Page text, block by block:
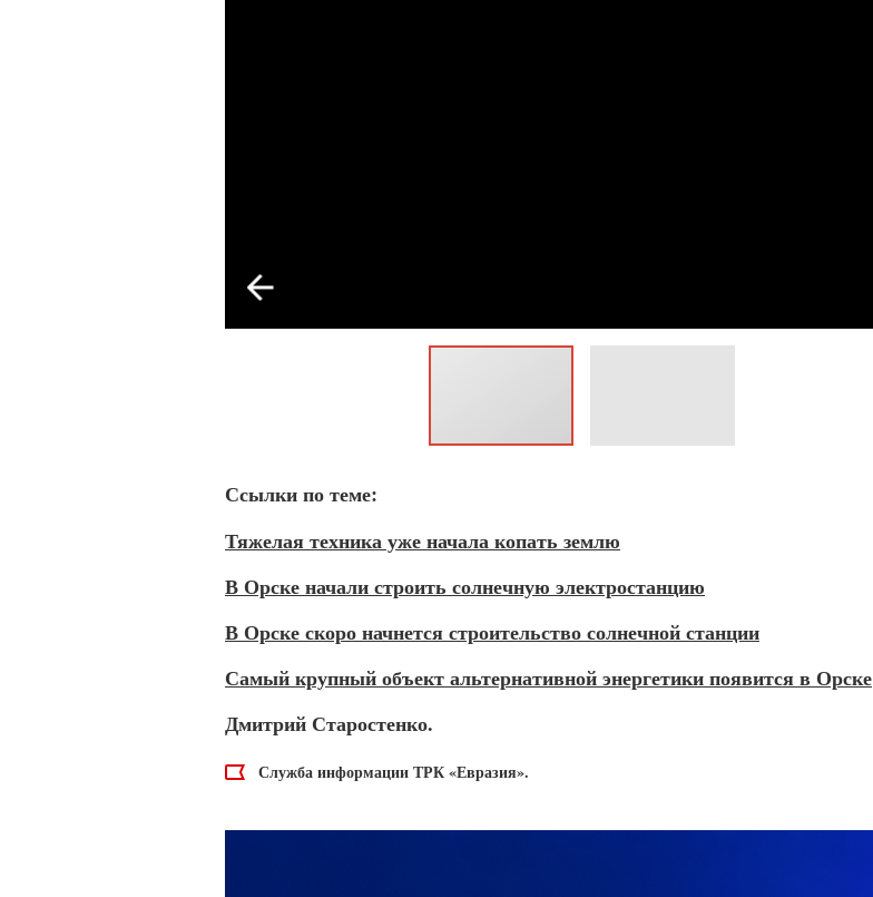
Ссылки по теме:
Тяжелая техника уже начала копать землю
В Орске начали строить солнечную электростанцию
В Орске скоро начнется строительство солнечной станции
Самый крупный объект альтернативной энергетики появится в Орске
Дмитрий Старостенко.
Служба информации ТРК «Евразия».